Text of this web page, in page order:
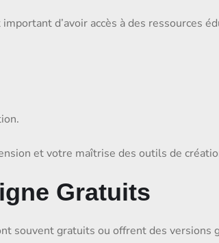
d’avoir accès à des ressources
et votre maîtrise des outils de
Gratuits
souvent gratuits ou offrent des